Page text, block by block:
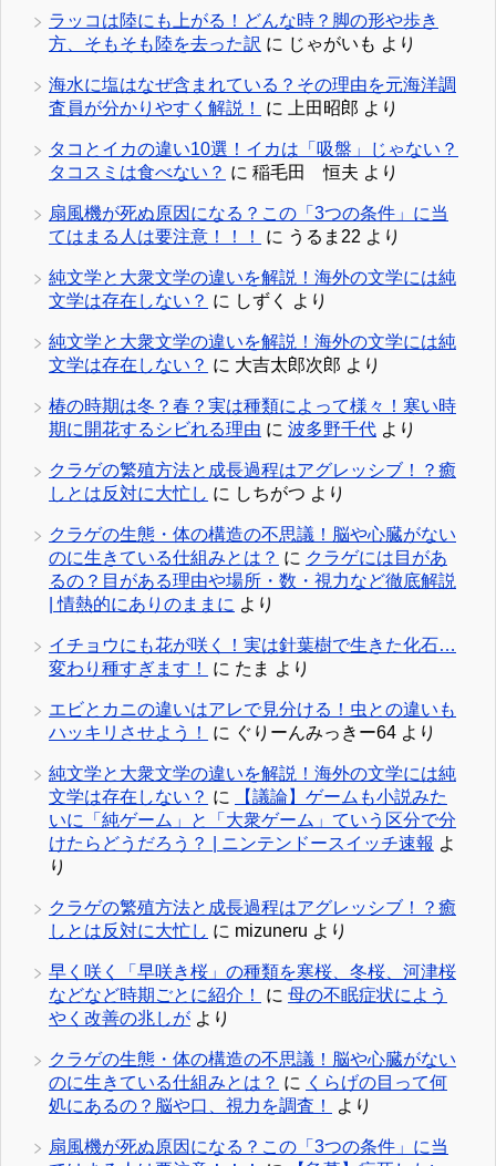
ラッコは陸にも上がる！どんな時？脚の形や歩き
方、そもそも陸を去った訳 に じゃがいも より
海水に塩はなぜ含まれている？その理由を元海洋調
査員が分かりやすく解説！
に 上田昭郎 より
タコとイカの違い10選！イカは「吸盤」じゃない？
タコスミは食べない？ に 稲毛田 恒夫 より
扇風機が死ぬ原因になる？この「3つの条件」に当
てはまる人は要注意！！！
に うるま22 より
純文学と大衆文学の違いを解説！海外の文学には純
文学は存在しない？ に しずく より
純文学と大衆文学の違いを解説！海外の文学には純
文学は存在しない？ に 大吉太郎次郎 より
椿の時期は冬？春？実は種類によって様々！寒い時
期に開花するシビれる理由 に 波多野千代 より
クラゲの繁殖方法と成長過程はアグレッシブ！？癒
しとは反対に大忙し に しちがつ より
クラゲの生態・体の構造の不思議！脳や心臓がない
のに生きている仕組みとは？ に クラゲには目があ
るの？目がある理由や場所・数・視力など徹底解説
| 情熱的にありのままに より
イチョウにも花が咲く！実は針葉樹で生きた化石…
変わり種すぎます！
に たま より
エビとカニの違いはアレで見分ける！虫との違いも
ハッキリさせよう！
に ぐりーんみっきー64 より
純文学と大衆文学の違いを解説！海外の文学には純
文学は存在しない？ に
【議論】ゲームも小説みた
いに「純ゲーム」と「大衆ゲーム」ていう区分で分
けたらどうだろう？ | ニンテンドースイッチ速報 よ
り
クラゲの繁殖方法と成長過程はアグレッシブ！？癒
しとは反対に大忙し に mizuneru より
早く咲く「早咲き桜」の種類を寒桜、冬桜、河津桜
などなど時期ごとに紹介！
に 母の不眠症状によう
やく改善の兆しが より
クラゲの生態・体の構造の不思議！脳や心臓がない
のに生きている仕組みとは？ に くらげの目って何
処にあるの？脳や口、視力を調査！
より
扇風機が死ぬ原因になる？この「3つの条件」に当